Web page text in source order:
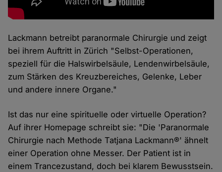
Lackmann betreibt paranormale Chirurgie und zeigt
bei ihrem Auftritt in Zürich "Selbst-Operationen,
speziell für die Halswirbelsäule, Lendenwirbelsäule,
zum Stärken des Kreuzbereiches, Gelenke, Leber
und andere innere Organe."
Ist das nur eine spirituelle oder virtuelle Operation?
Auf ihrer Homepage schreibt sie: "Die 'Paranormale
Chirurgie nach Methode Tatjana Lackmann®' ähnelt
einer Operation ohne Messer. Der Patient ist in
einem Trancezustand, doch bei klarem Bewusstsein.